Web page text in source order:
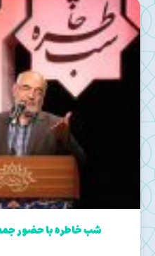
شب خاطره با حضور